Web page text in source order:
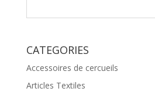
CATEGORIES
Accessoires de cercueils
Articles Textiles